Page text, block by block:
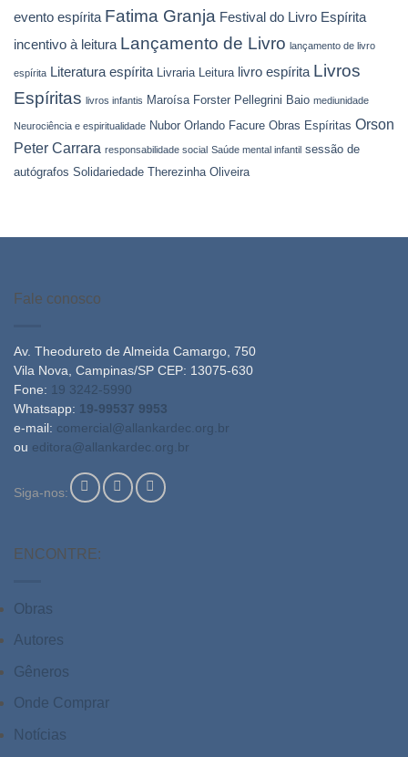
evento espírita Fatima Granja Festival do Livro Espírita
incentivo à leitura Lançamento de Livro lançamento de livro
espírita Literatura espírita Livraria Leitura livro espírita Livros
Espíritas livros infantis Maroísa Forster Pellegrini Baio mediunidade
Neurociência e espiritualidade Nubor Orlando Facure Obras Espíritas Orson
Peter Carrara responsabilidade social Saúde mental infantil sessão de
autógrafos Solidariedade Therezinha Oliveira
Fale conosco
Av. Theodureto de Almeida Camargo, 750
Vila Nova, Campinas/SP CEP: 13075-630
Fone: 19 3242-5990
Whatsapp: 19-99537 9953
e-mail: comercial@allankardec.org.br
ou editora@allankardec.org.br
Siga-nos:
ENCONTRE:
Obras
Autores
Gêneros
Onde Comprar
Notícias